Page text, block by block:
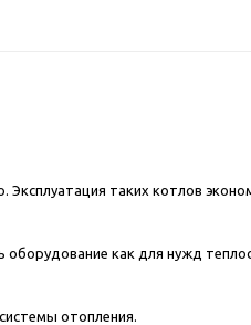
таких котлов
как для нужд
отопления.